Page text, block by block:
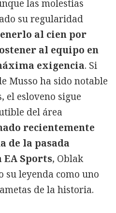
las molestias
su regularidad
al cien por
al equipo en
exigencia. Si
Musso ha sido notable
el esloveno sigue
del área
recientemente
de la pasada
EA Sports, Oblak
su leyenda como uno
de la historia.